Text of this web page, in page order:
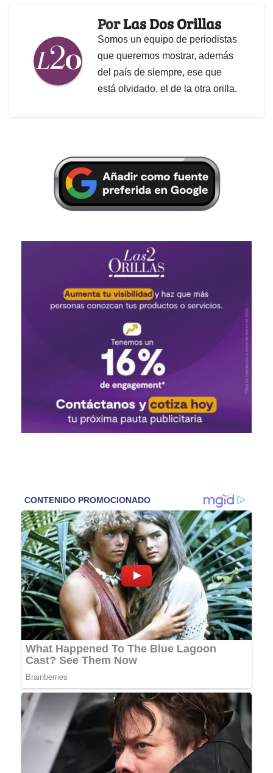
PorLas Dos Orillas
Somos un equipo de periodistas
que queremos mostrar, además
del país de siempre, ese que
está olvidado, el de la otra orilla.